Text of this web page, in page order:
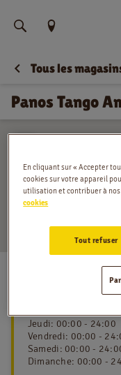
Trouvez votre
Tous les
Panos Tango
Rijksweg 2,
00:00 - 24:00
00:00 - 24:00
Jeudi: 00:00 - 24:00
Vendredi: 00:00 -
Samedi: 00:00 -
Dimanche: 00:00 -
En cliquant sur « Accepter
cookies sur votre appareil
utilisation et contribuer à
cookies
Tout refuser